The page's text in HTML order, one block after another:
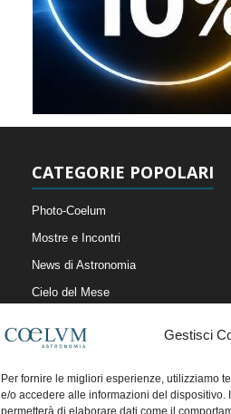
Gestisci
Per fornire le migliori esperienze, utilizziamo
e/o accedere alle informazioni del dispositivo.
permetterà di elaborare dati come il
CATEGORIE POPOLARI
Photo-Coelum
Mostre e Incontri
News di Astronomia
Cielo del Mese
Articoli e Risorse On-Line
Il Blog della Redazione